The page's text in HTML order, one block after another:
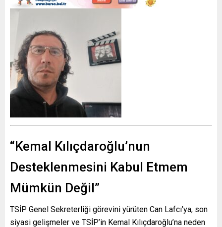
“Kemal Kılıçdaroğlu’nun
Desteklenmesini Kabul Etmem
Mümkün Değil”
TSİP Genel Sekreterliği görevini yürüten Can Lafcı’ya, son
siyasi gelişmeler ve TSİP’in Kemal Kılıçdaroğlu’na neden